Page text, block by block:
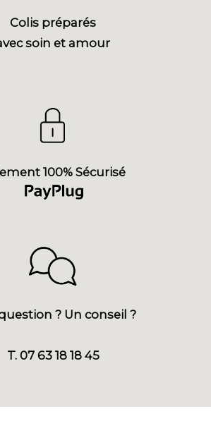
Colis préparés
soin et amour
100% Sécurisé
? Un conseil ?
T. 07 63 18 18 45